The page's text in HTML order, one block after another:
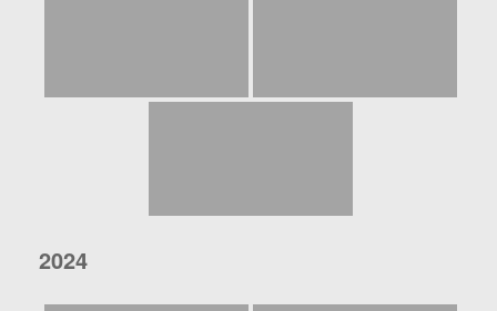
2024